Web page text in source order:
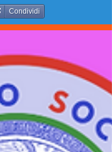
Condividi